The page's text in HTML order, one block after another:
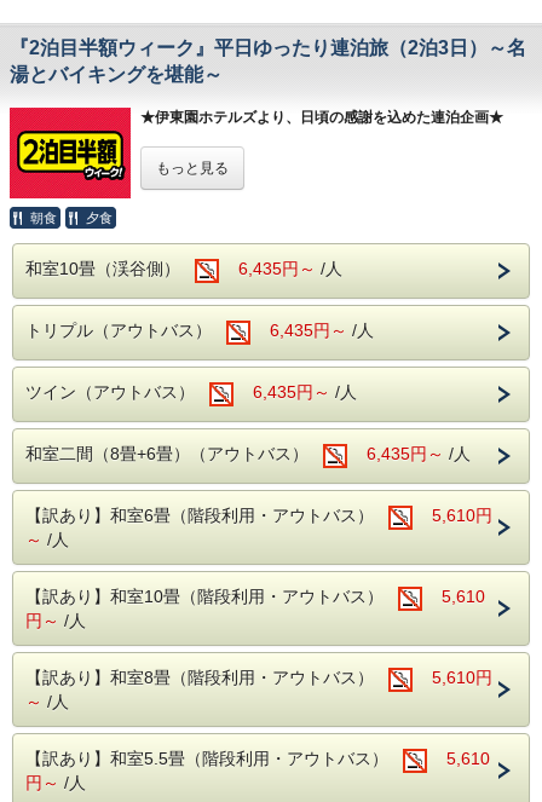
人混みを避け、広々とした館内や温泉でリラックスした時
間
をお過ごしください。
2026年9月18日(金)、23日(水)〜25日(金)、27日(日)
■お食事
【夕食】和洋中バイキング食べ放題＆アルコール飲み放題
【朝食】和洋バイキング食べ放題
※本プランは、大人2名様以上を含む「1室3名様以上」での
※表示されているお子様料金は、すでに割引適用後の価格と
なっております。
※各日、室数限定となります。お早めにご予約ください。
この機会にぜひともお越しくださいませ。
■お食事■
・お夕食は約50品目のバイキング!
ソフトドリンクはもちろん、アルコール類
（生ビール・日本酒・サワー・焼酎など）も【飲み放題】
季節の食材を使った色とりどりのお料理を
老神伝説残る歴史ある名湯!
ます。
・本館大浴場
【営業時間】5:00～10:00/14:00～23:00
【営業時間】 5:00～10:00/15:00～23:00
・別館野天風呂・内湯
【営業時間】男性 15:00～23:00／女性 5:00～10:00
『2泊目半額ウィーク』平日ゆったり連泊旅（2泊3日）～名
湯とバイキングを堪能～
★伊東園ホテルズより、日頃の感謝を込めた連泊企画★
「もっとゆっくり湯治気分を味わいたい」
そんなお客様の声にお応えして、2泊3日のご宿泊が
に！
平日の落ち着いた温泉街で、心ゆくまでリラックスした時間
をお過ごしください。
※システムの仕様上、割引後の金額を2日間に分けて表示し
ております。
表記の金額から割引はされません。
例)
1泊目7,800円(消費税込8,580円)、2泊目3,900円(消費税込
4,290円)
2泊合計11,700円(消費税込12,870円)を2日間に分けて
表示金額は「1泊あたり5,850円(消費税込6,435円)」となり
ます。
自然の景色に囲まれた大浴場と露天風呂をお楽しみいただけ
飲んで、食べて、温泉でゆったりしてみませんか♪
------------ 対象期間 -------------
もっと見る
朝食 夕食
和室10畳（渓谷側） 6,435円～ /人
トリプル（アウトバス） 6,435円～ /人
ツイン（アウトバス） 6,435円～ /人
和室二間（8畳+6畳）（アウトバス） 6,435円～ /人
【訳あり】和室6畳（階段利用・アウトバス）
5,610円
～ /人
【訳あり】和室10畳（階段利用・アウトバス）
5,610
円～ /人
【訳あり】和室8畳（階段利用・アウトバス）
5,610円
～ /人
【訳あり】和室5.5畳（階段利用・アウトバス）
5,610
円～ /人